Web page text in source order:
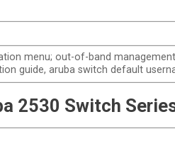
menu; out-of-band
guide, aruba switch default
2530 Switch